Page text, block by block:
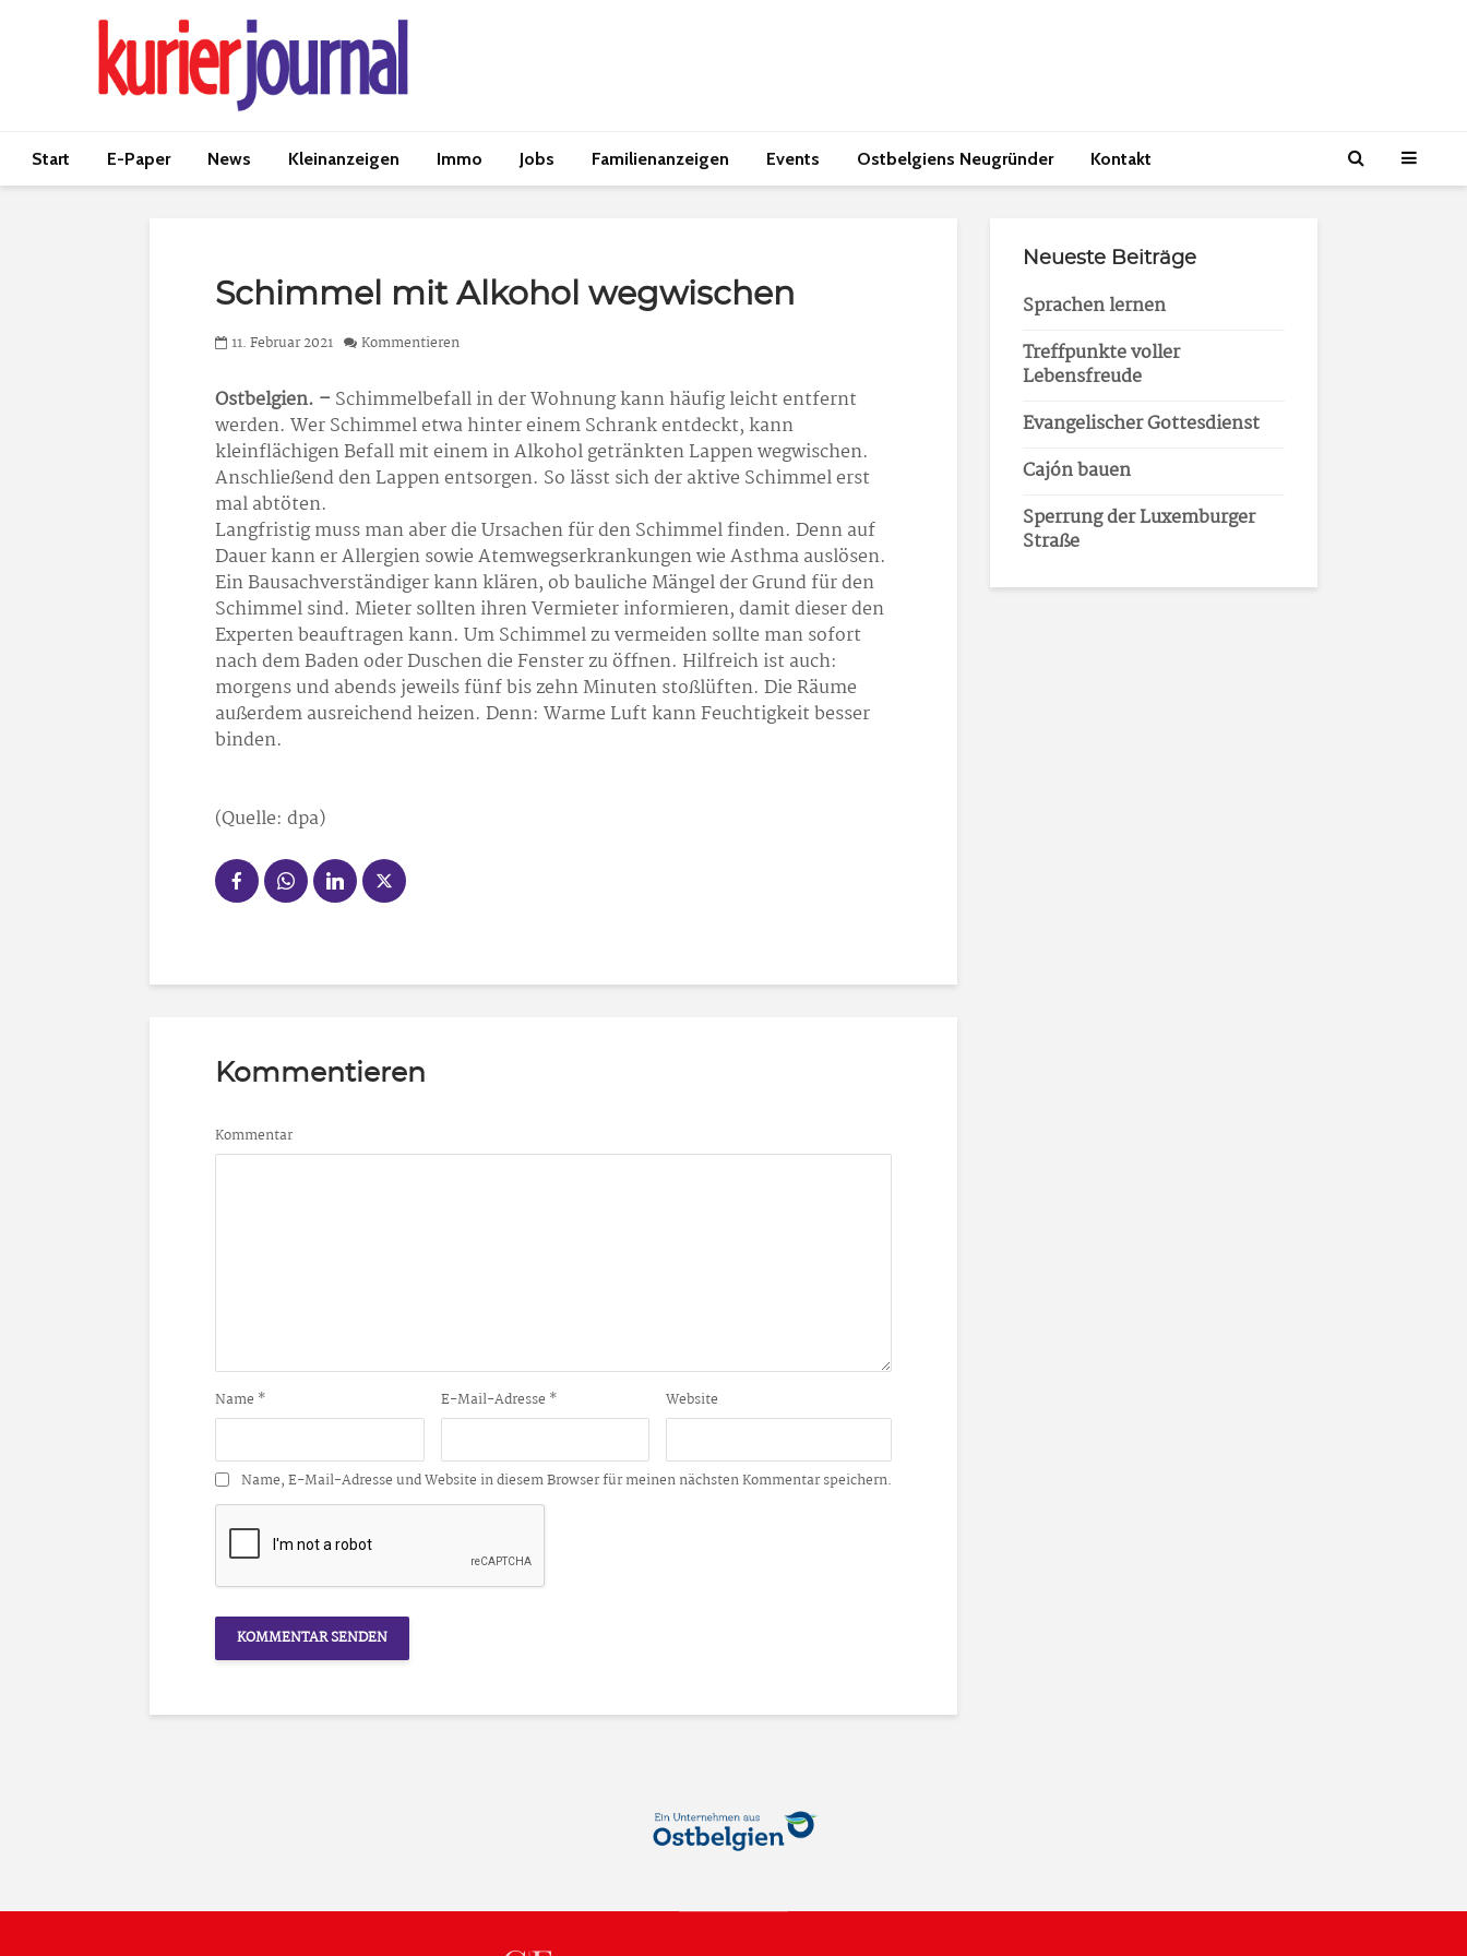
Start E-Paper News Kleinanzeigen Immo Jobs Familienanzeigen Events Ostbelgiens Neugründer Kontakt
Schimmel mit Alkohol wegwischen
11. Februar 2021 Kommentieren
Ostbelgien. – Schimmelbefall in der Wohnung kann häufig leicht entfernt
werden. Wer Schimmel etwa hinter einem Schrank entdeckt, kann
kleinflächigen Befall mit einem in Alkohol getränkten Lappen wegwischen.
Anschließend den Lappen entsorgen. So lässt sich der aktive Schimmel erst
mal abtöten.
Langfristig muss man aber die Ursachen für den Schimmel finden. Denn auf
Dauer kann er Allergien sowie Atemwegserkrankungen wie Asthma auslösen.
Ein Bausachverständiger kann klären, ob bauliche Mängel der Grund für den
Schimmel sind. Mieter sollten ihren Vermieter informieren, damit dieser den
Experten beauftragen kann. Um Schimmel zu vermeiden sollte man sofort
nach dem Baden oder Duschen die Fenster zu öffnen. Hilfreich ist auch:
morgens und abends jeweils fünf bis zehn Minuten stoßlüften. Die Räume
außerdem ausreichend heizen. Denn: Warme Luft kann Feuchtigkeit besser
binden.
(Quelle: dpa)
Kommentieren
Kommentar
Name * E-Mail-Adresse * Website
Name, E-Mail-Adresse und Website in diesem Browser für meinen nächsten Kommentar speichern.
Neueste Beiträge
Sprachen lernen
Treffpunkte voller
Lebensfreude
Evangelischer Gottesdienst
Cajón bauen
Sperrung der Luxemburger
Straße